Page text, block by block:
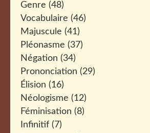
Genre (48)
Vocabulaire (46)
Majuscule (41)
Pléonasme (37)
Négation (34)
Prononciation (29)
Élision (16)
Néologisme (12)
Féminisation (8)
Infinitif (7)